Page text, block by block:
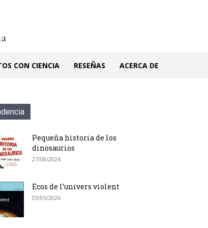
CON CIENCIA RESEÑAS ACERCA DE
Pequeña historia de los
dinosaurios
27/08/2024
Ecos de l’univers violent
03/05/2026